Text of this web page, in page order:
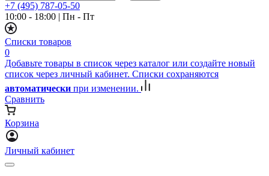
+7 (495) 787-05-50
10:00 - 18:00 | Пн - Пт
Списки товаров
0
Добавьте товары в список через каталог или создайте новый
список через личный кабинет. Списки сохраняются
автоматически при изменении.
Сравнить
Корзина
Личный кабинет